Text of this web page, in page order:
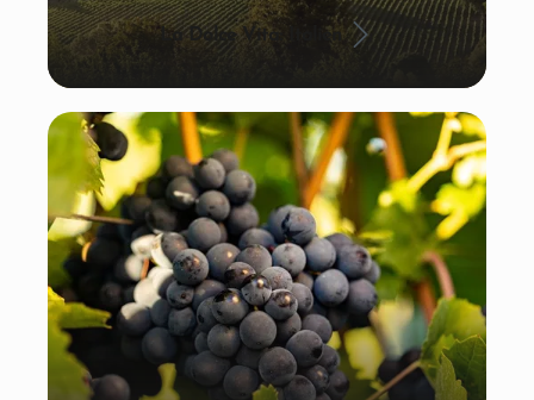
La Dolce Vita: Italien